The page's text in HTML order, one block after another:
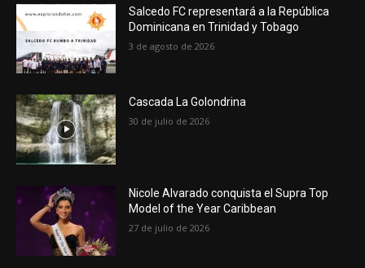
Salcedo FC representará a la República
Dominicana en Trinidad y Tobago
3 de agosto de 2026
Cascada La Golondrina
30 de julio de 2026
Nicole Alvarado conquista el Supra Top
Model of the Year Caribbean
27 de julio de 2026